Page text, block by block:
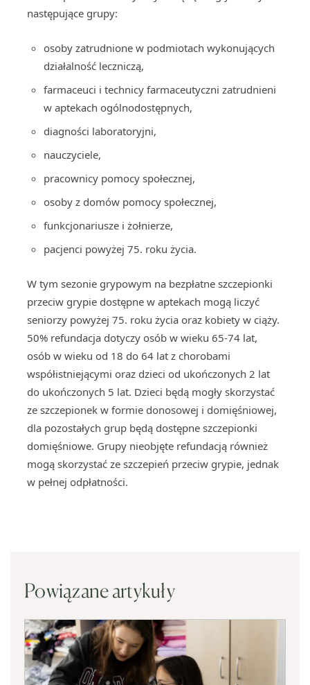
następujące grupy:
osoby zatrudnione w podmiotach wykonujących
działalność leczniczą,
farmaceuci i technicy farmaceutyczni zatrudnieni
w aptekach ogólnodostępnych,
diagności laboratoryjni,
nauczyciele,
pracownicy pomocy społecznej,
osoby z domów pomocy społecznej,
funkcjonariusze i żołnierze,
pacjenci powyżej 75. roku życia.
W tym sezonie grypowym na bezpłatne szczepionki
przeciw grypie dostępne w aptekach mogą liczyć
seniorzy powyżej 75. roku życia oraz kobiety w ciąży.
50% refundacja dotyczy osób w wieku 65-74 lat,
osób w wieku od 18 do 64 lat z chorobami
współistniejącymi oraz dzieci od ukończonych 2 lat
do ukończonych 5 lat. Dzieci będą mogły skorzystać
ze szczepionek w formie donosowej i domięśniowej,
dla pozostałych grup będą dostępne szczepionki
domięśniowe. Grupy nieobjęte refundacją również
mogą skorzystać ze szczepień przeciw grypie, jednak
w pełnej odpłatności.
Powiązane artykuły